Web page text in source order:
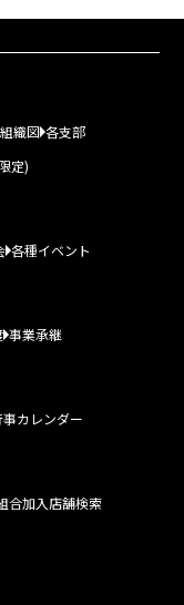
組織図 各支部
定)
各種イベント
事業承継
カレンダー
合加入店舗検索